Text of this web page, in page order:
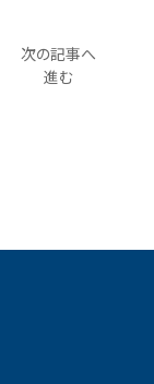
次の記事へ
進む